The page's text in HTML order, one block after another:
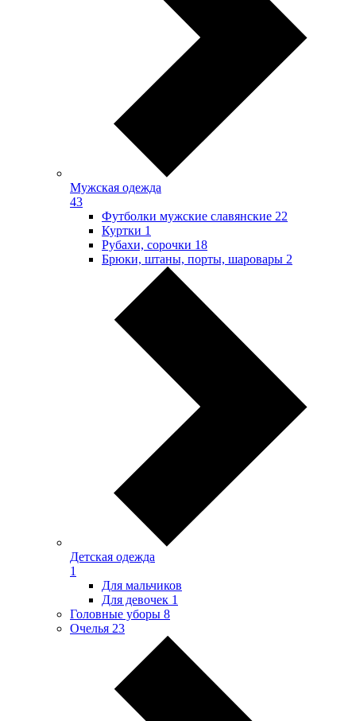
Мужская одежда
43
Футболки мужские славянские 22
Куртки 1
Рубахи, сорочки 18
Брюки, штаны, порты, шаровары 2
Детская одежда
1
Для мальчиков
Для девочек 1
Головные уборы 8
Очелья 23